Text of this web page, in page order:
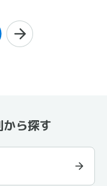
ら探す